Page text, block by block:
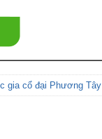
gia cổ đại Phương Tây